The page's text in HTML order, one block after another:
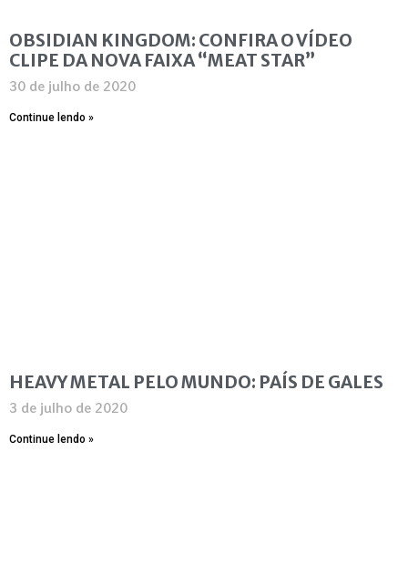
OBSIDIAN KINGDOM: CONFIRA O VÍDEO
CLIPE DA NOVA FAIXA “MEAT STAR”
30 de julho de 2020
Continue lendo »
HEAVY METAL PELO MUNDO: PAÍS DE GALES
3 de julho de 2020
Continue lendo »